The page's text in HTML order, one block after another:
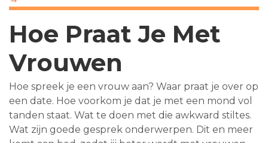
Hoe Praat Je Met
Vrouwen
Hoe spreek je een vrouw aan? Waar praat je over op
een date. Hoe voorkom je dat je met een mond vol
tanden staat. Wat te doen met die awkward stiltes.
Wat zijn goede gesprek onderwerpen. Dit en meer